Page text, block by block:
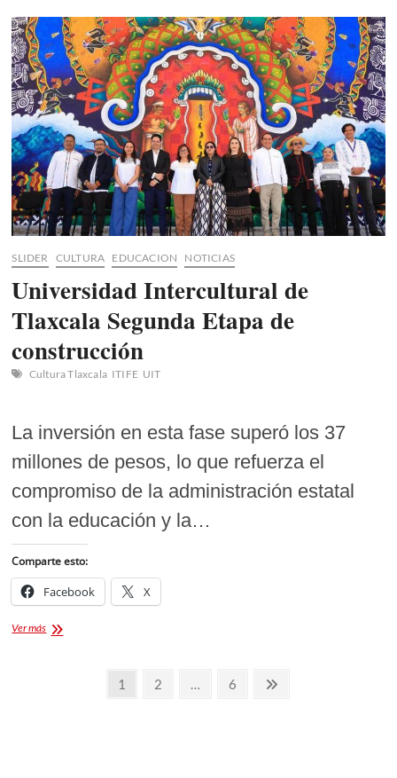
la
Navidad
en
Náhuatl:
Pastorela
Infantil
de
la
Escuela
Primaria
Netzahualcóyotl
SLIDER CULTURA EDUCACION NOTICIAS
Universidad Intercultural de
Tlaxcala Segunda Etapa de
construcción
Cultura Tlaxcala ITIFE UIT
La inversión en esta fase superó los 37
millones de pesos, lo que refuerza el
compromiso de la administración estatal
con la educación y la…
Comparte esto:
Facebook X
Ver másUniversidad
Página
1 Página
2 … Página
6